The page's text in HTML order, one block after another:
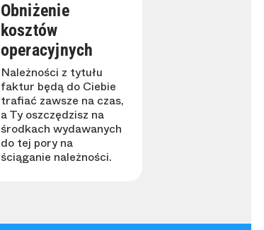
Obniżenie
kosztów
operacyjnych
Należności z tytułu
faktur będą do Ciebie
trafiać zawsze na czas,
a Ty oszczędzisz na
środkach wydawanych
do tej pory na
ściąganie należności.